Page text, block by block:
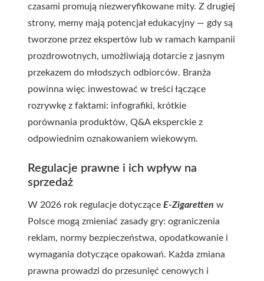
czasami promują niezweryfikowane mity. Z drugiej
strony, memy mają potencjał edukacyjny — gdy są
tworzone przez ekspertów lub w ramach kampanii
prozdrowotnych, umożliwiają dotarcie z jasnym
przekazem do młodszych odbiorców. Branża
powinna więc inwestować w treści łączące
rozrywkę z faktami: infografiki, krótkie
porównania produktów, Q&A eksperckie z
odpowiednim oznakowaniem wiekowym.
Regulacje prawne i ich wpływ na
sprzedaż
W 2026 rok regulacje dotyczące E-Zigaretten w
Polsce mogą zmieniać zasady gry: ograniczenia
reklam, normy bezpieczeństwa, opodatkowanie i
wymagania dotyczące opakowań. Każda zmiana
prawna prowadzi do przesunięć cenowych i